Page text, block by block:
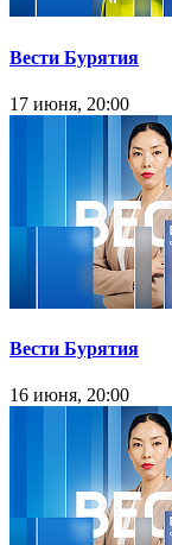
Вести Бурятия
17 июня, 20:00
Вести Бурятия
16 июня, 20:00